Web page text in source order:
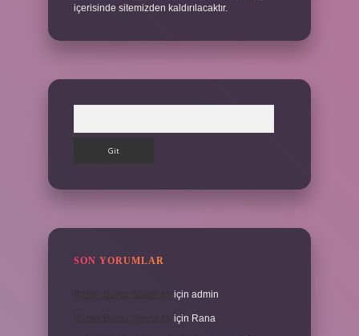
içerisinde sitemizden kaldırılacaktır.
SON YORUMLAR
için admin
için Rana